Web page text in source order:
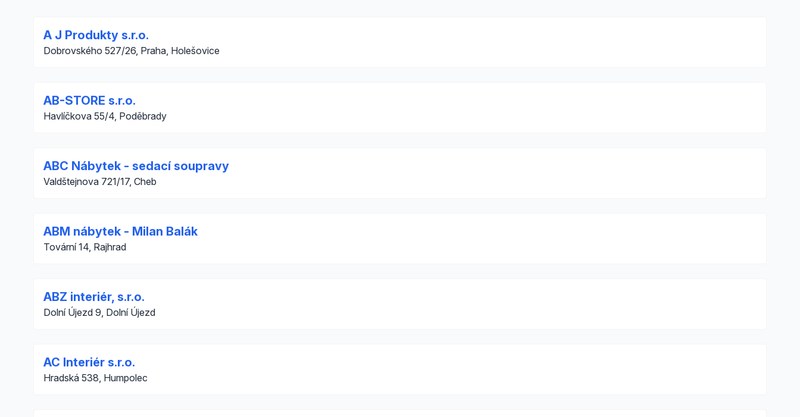
A J Produkty s.r.o.
Dobrovského 527/26, Praha, Holešovice
AB-STORE s.r.o.
Havlíčkova 55/4, Poděbrady
ABC Nábytek - sedací soupravy
Valdštejnova 721/17, Cheb
ABM nábytek - Milan Balák
Tovární 14, Rajhrad
ABZ interiér, s.r.o.
Dolní Újezd 9, Dolní Újezd
AC Interiér s.r.o.
Hradská 538, Humpolec